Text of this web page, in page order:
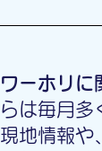
ワーホリに
らは毎月多
現地情報や